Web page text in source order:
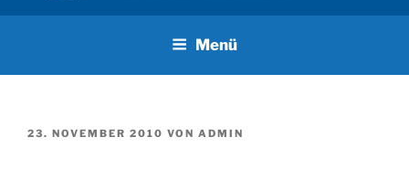
Menü
VERÖFFENTLICHT
23. NOVEMBER 2010 VON ADMIN